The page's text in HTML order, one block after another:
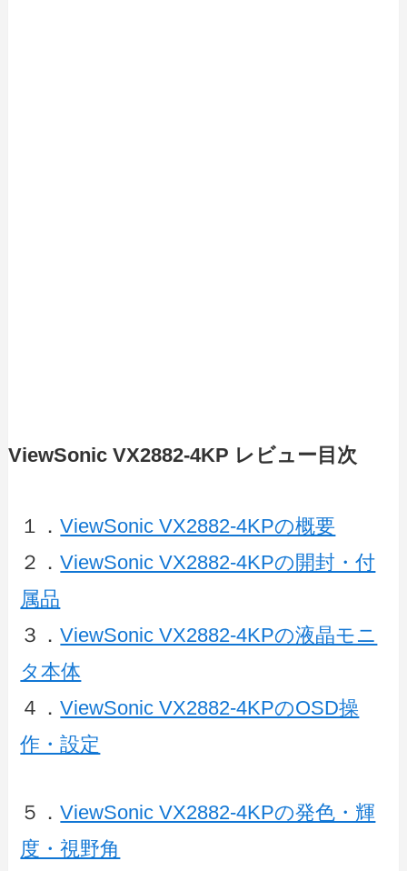
ViewSonic VX2882-4KP レビュー目次
１．ViewSonic VX2882-4KPの概要
２．ViewSonic VX2882-4KPの開封・付
属品
３．ViewSonic VX2882-4KPの液晶モニ
タ本体
４．ViewSonic VX2882-4KPのOSD操
作・設定
５．ViewSonic VX2882-4KPの発色・輝
度・視野角